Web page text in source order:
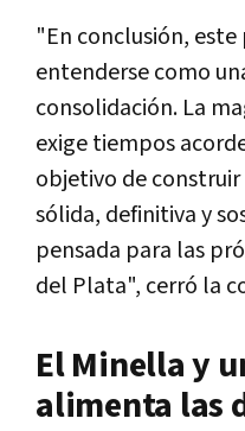
"En conclusión,
entenderse como
consolidación. La
exige tiempos
objetivo de
sólida, definitiva y
pensada para las
del Plata", cerró la
El Minella y
alimenta las